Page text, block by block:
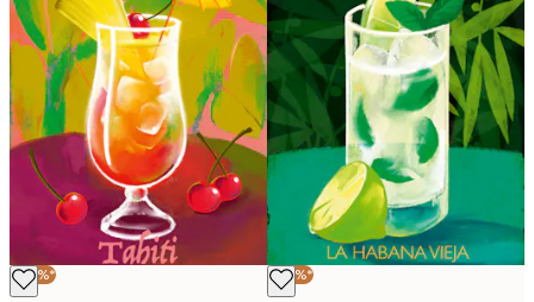
-40%* -40%*